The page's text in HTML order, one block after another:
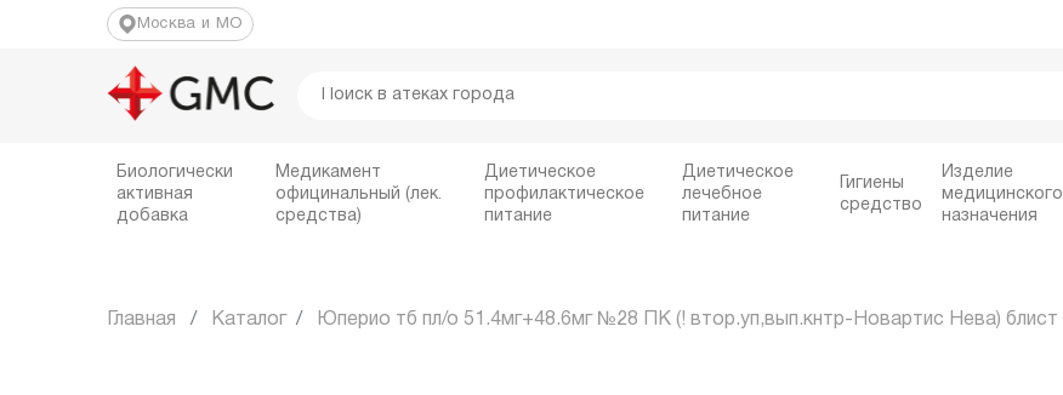
Москва и МО
Биологически
активная
добавка
Медикамент
официнальный (лек.
средства)
Диетическое
профилактическое
питание
Диетическое
лечебное
питание
Гигиены
средство
Изделие
медицинского
назначения
Главная Каталог Юперио тб пл/о 51.4мг+48.6мг №28 ПК (! втор.уп,вып.кнтр-Новартис Нева) блист